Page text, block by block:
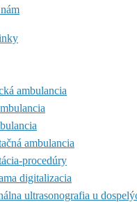
ambulancia
ambulancia
procedúry
digitalizacia
ultrasonografia u